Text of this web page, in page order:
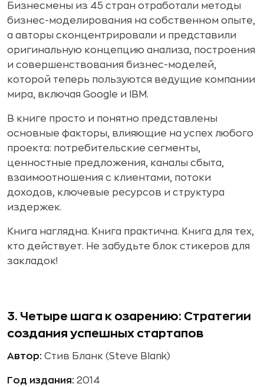
Бизнесмены из 45 стран отработали методы
бизнес-моделирования на собственном опыте,
а авторы сконцентрировали и представили
оригинальную концепцию анализа, построения
и совершенствования бизнес-моделей,
которой теперь пользуются ведущие компании
мира, включая Google и IBM.
В книге просто и понятно представлены
основные факторы, влияющие на успех любого
проекта: потребительские сегменты,
ценностные предложения, каналы сбыта,
взаимоотношения с клиентами, потоки
доходов, ключевые ресурсов и структура
издержек.
Книга наглядна. Книга практична. Книга для тех,
кто действует. Не забудьте блок стикеров для
закладок!
3. Четыре шага к озарению: Стратегии
создания успешных стартапов
Автор: Стив Бланк (Steve Blank)
Год издания: 2014